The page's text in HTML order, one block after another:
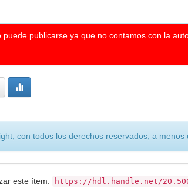
publicarse ya que no contamos con la
con todos los derechos reservados, a menos
este ítem: https://hdl.handle.net/